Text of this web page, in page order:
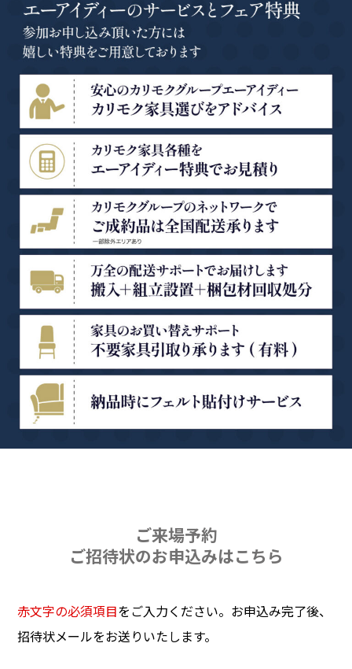
ご来場予約
ご招待状のお申込みはこちら
赤文字の必須項目をご入力ください。お申込み完了後、
招待状メールをお送りいたします。